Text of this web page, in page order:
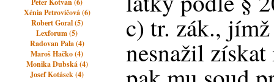
Peter Kotvan (6)
Xénia Petrovičová (6)
Robert Goral (5)
Lexforum (5)
Radovan Pala (4)
Maroš Hačko (4)
Monika Dubská (4)
Josef Kotásek (4)
c) tr. zák.,
nesnažil